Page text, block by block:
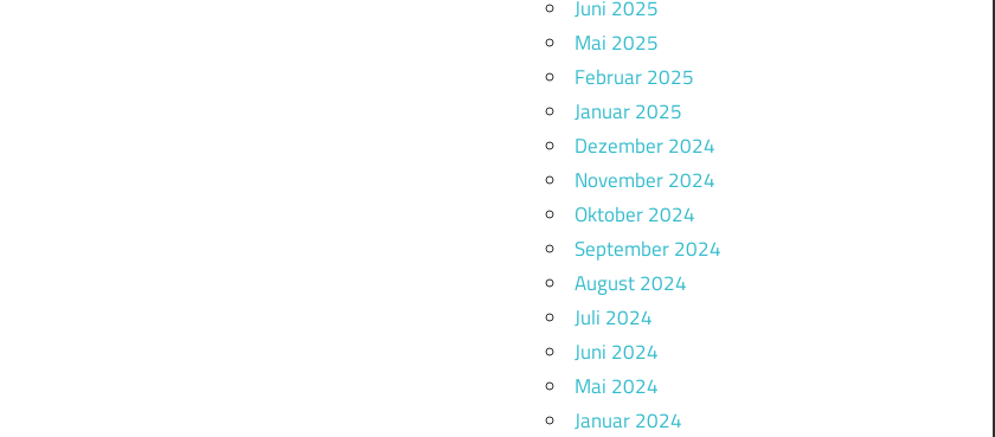
Juni 2025
Mai 2025
Februar 2025
Januar 2025
Dezember 2024
November 2024
Oktober 2024
September 2024
August 2024
Juli 2024
Juni 2024
Mai 2024
Januar 2024